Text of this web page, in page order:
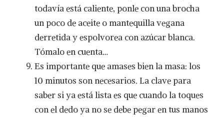
todavía está caliente, ponle con una brocha
un poco de aceite o mantequilla vegana
derretida y espolvorea con azúcar blanca.
Tómalo en cuenta…
Es importante que amases bien la masa: los
10 minutos son necesarios. La clave para
saber si ya está lista es que cuando la toques
con el dedo ya no se debe pegar en tus manos